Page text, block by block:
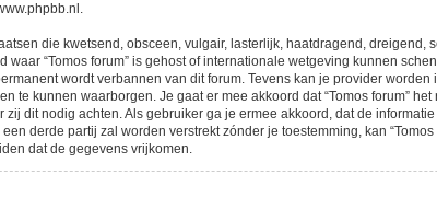
.
die kwetsend, obsceen, vulgair, lasterlijk, haatdragend,
waar “Tomos forum” is gehost of internationale wetgeving kunnen
wordt verbannen van dit forum. Tevens kan je provider
te kunnen waarborgen. Je gaat er mee akkoord dat “Tomos forum”
zij dit nodig achten. Als gebruiker ga je ermee akkoord, dat de
derde partij zal worden verstrekt zónder je toestemming, kan
dat de gegevens vrijkomen.